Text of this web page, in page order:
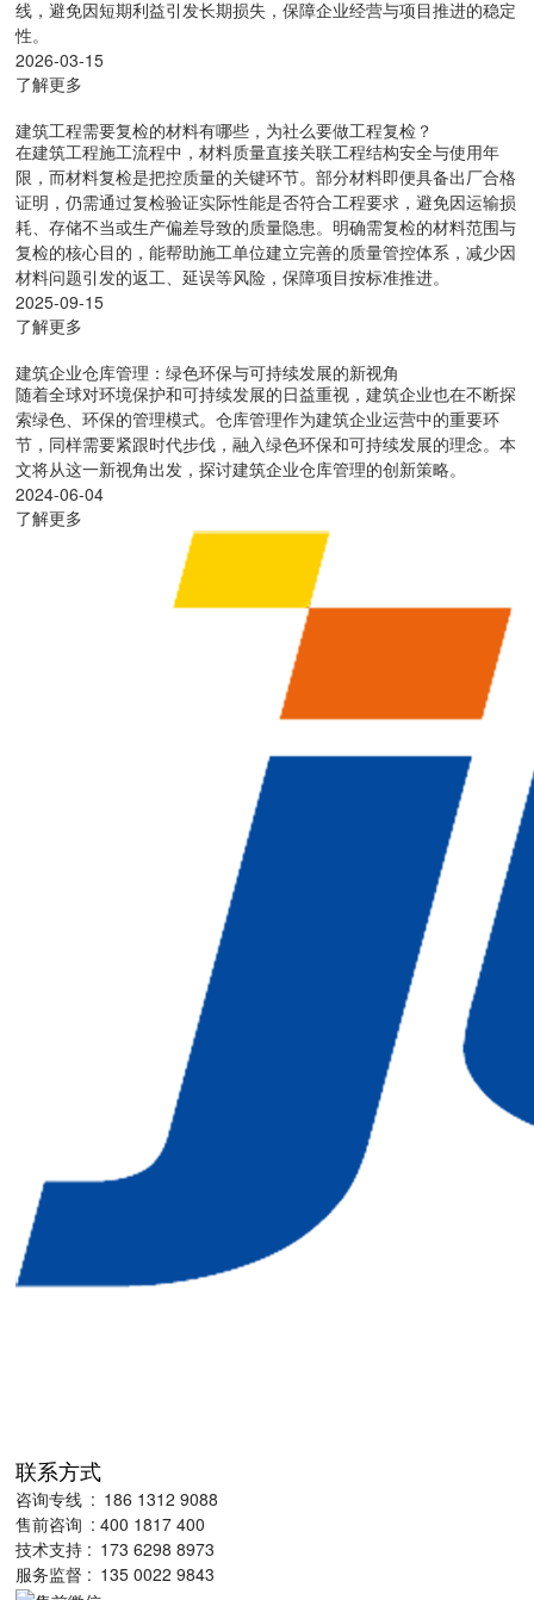
线，避免因短期利益引发长期损失，保障企业经营与项目推进的稳定
性。
2026-03-15
了解更多
建筑工程需要复检的材料有哪些，为社么要做工程复检？
在建筑工程施工流程中，材料质量直接关联工程结构安全与使用年
限，而材料复检是把控质量的关键环节。部分材料即便具备出厂合格
证明，仍需通过复检验证实际性能是否符合工程要求，避免因运输损
耗、存储不当或生产偏差导致的质量隐患。明确需复检的材料范围与
复检的核心目的，能帮助施工单位建立完善的质量管控体系，减少因
材料问题引发的返工、延误等风险，保障项目按标准推进。
2025-09-15
了解更多
建筑企业仓库管理：绿色环保与可持续发展的新视角
随着全球对环境保护和可持续发展的日益重视，建筑企业也在不断探
索绿色、环保的管理模式。仓库管理作为建筑企业运营中的重要环
节，同样需要紧跟时代步伐，融入绿色环保和可持续发展的理念。本
文将从这一新视角出发，探讨建筑企业仓库管理的创新策略。
2024-06-04
了解更多
联系方式
咨询专线 : 186 1312 9088
售前咨询 : 400 1817 400
技术支持 : 173 6298 8973
服务监督 : 135 0022 9843